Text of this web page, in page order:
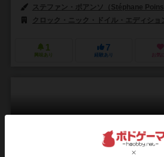
ステファン・ポアンソ（Stéphane
クロック・ニック・ドイル・エディシ
1
興味あり
7
経験あり お気
Formula D: Circuits 2 –